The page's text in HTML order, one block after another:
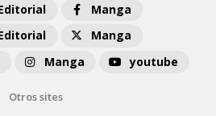
Manga
Manga
Manga youtube
Otros sites